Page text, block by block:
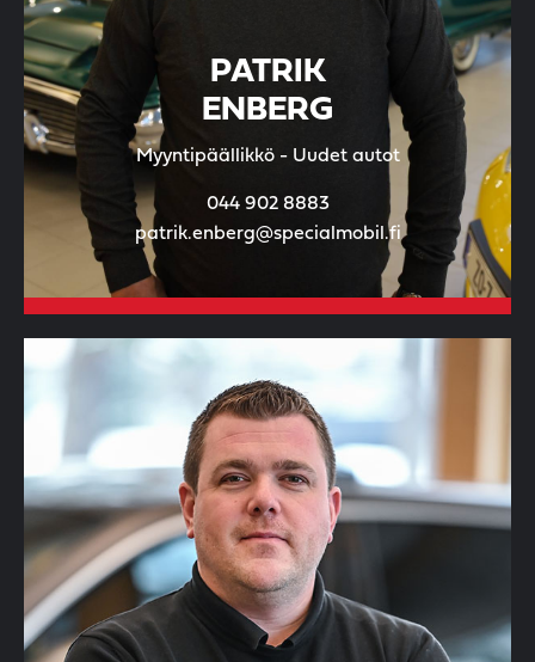
PATRIK
ENBERG
Myyntipäällikkö - Uudet autot
044 902 8883
patrik.enberg@specialmobil.fi